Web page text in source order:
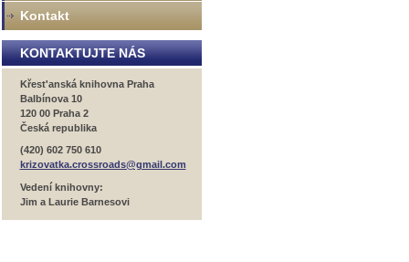
Kontakt
KONTAKTUJTE NÁS
Křest'anská knihovna Praha
Balbínova 10
120 00 Praha 2
Česká republika
(420) 602 750 610
krizovatka.crossroads@gmail.com
Vedení knihovny:
Jim a Laurie Barnesovi